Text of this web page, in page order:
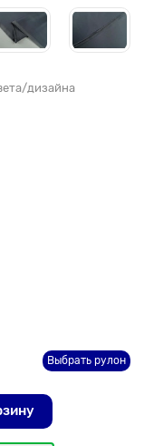
дизайна
Выбрать рулон